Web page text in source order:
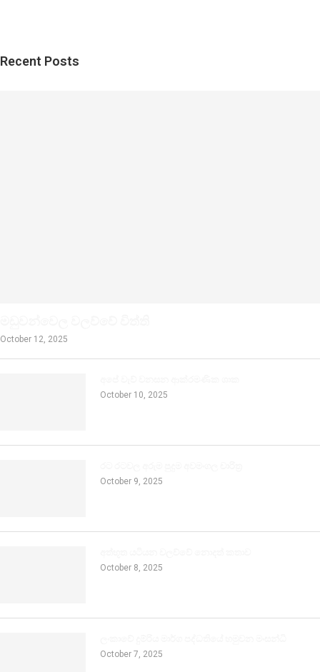
Recent Posts
October 12, 2025
October 10, 2025
October 9, 2025
October 8, 2025
October 7, 2025